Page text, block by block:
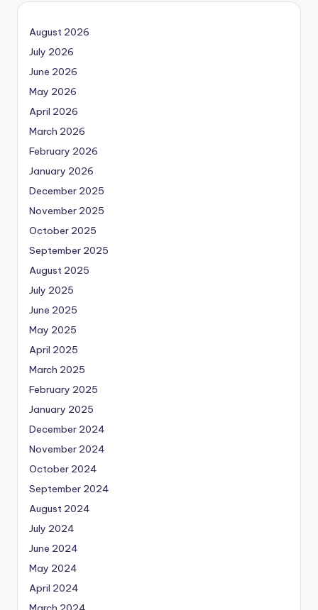
August 2026
July 2026
June 2026
May 2026
April 2026
March 2026
February 2026
January 2026
December 2025
November 2025
October 2025
September 2025
August 2025
July 2025
June 2025
May 2025
April 2025
March 2025
February 2025
January 2025
December 2024
November 2024
October 2024
September 2024
August 2024
July 2024
June 2024
May 2024
April 2024